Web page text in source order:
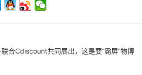
合Cdiscount共同展出，这是要“霸屏”物博